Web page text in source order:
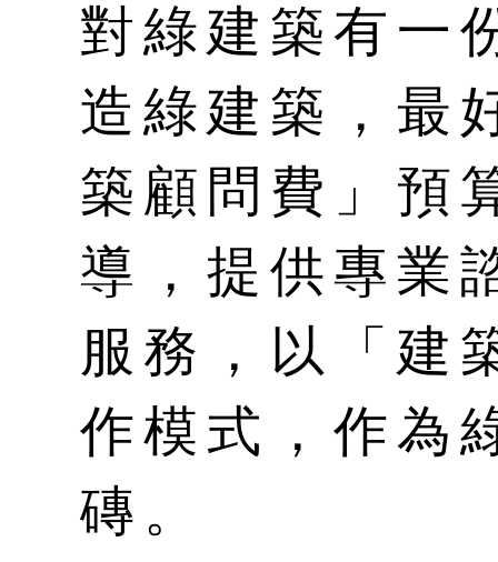
對綠建築有一
造綠建築，最
築顧問費」預
導，提供專業
服務，以「建
作模式，作為
磚。